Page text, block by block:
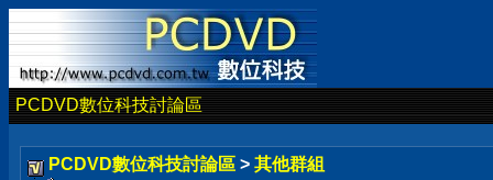
PCDVD數位科技討論區
PCDVD數位科技討論區 > 其他群組